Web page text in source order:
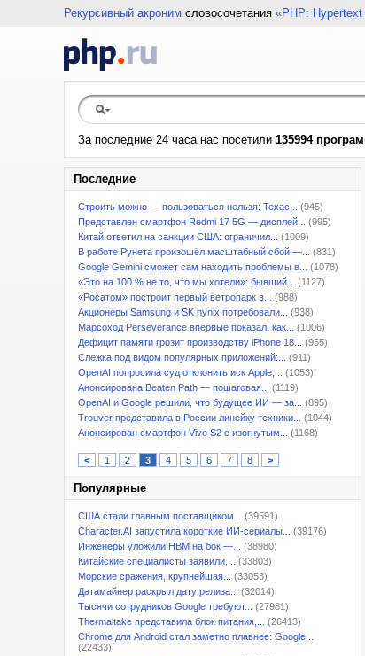
Рекурсивный акроним словосочетания «PHP:
За последние 24 часа нас посетили 135994
Последние
Строить можно — пользоваться нельзя: Техас...
(945)
Представлен смартфон Redmi 17 5G — дисплей...
(995)
Китай ответил на санкции США: ограничил...
(1009)
В работе Рунета произошёл масштабный сбой —...
(831)
Google Gemini сможет сам находить проблемы в...
(1078)
«Это на 100 % не то, что мы хотели»: бывший...
(1127)
«Росатом» построит первый ветропарк в...
(988)
Акционеры Samsung и SK hynix потребовали...
(938)
Марсоход Perseverance впервые показал, как...
(1006)
Дефицит памяти грозит производству iPhone 18...
(955)
Слежка под видом популярных приложений:...
(911)
OpenAI попросила суд отклонить иск Apple,...
(1053)
Анонсирована Beaten Path — пошаговая...
(1119)
OpenAI и Google решили, что будущее ИИ — за...
(895)
Trouver представила в России линейку техники...
(1044)
Анонсирован смартфон Vivo S2 с изогнутым...
(1168)
< 1 2 3 4 5 6 7 8 >
Популярные
США стали главным поставщиком...
(39591)
Character.AI запустила короткие ИИ-сериалы...
(39176)
Инженеры уложили HBM на бок —...
(38980)
Китайские специалисты заявили,...
(33803)
Морские сражения, крупнейшая...
(33053)
Датамайнер раскрыл дату релиза...
(32014)
Тысячи сотрудников Google требуют...
(27981)
Thermaltake представила блок питания,...
(26413)
Chrome для Android стал заметно плавнее: Google...
(22433)